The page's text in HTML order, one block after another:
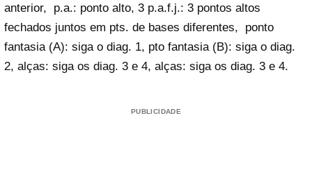
anterior, p.a.: ponto alto, 3 p.a.f.j.: 3 pontos altos
fechados juntos em pts. de bases diferentes, ponto
fantasia (A): siga o diag. 1, pto fantasia (B): siga o diag.
2, alças: siga os diag. 3 e 4, alças: siga os diag. 3 e 4.
PUBLICIDADE